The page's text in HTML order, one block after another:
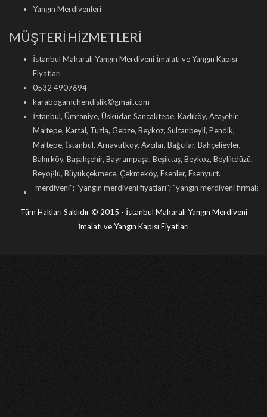
Yangın Merdivenleri
MÜŞTERİ HİZMETLERİ
İstanbul Makaralı Yangın Merdiveni İmalatı ve Yangın Kapısı
Fiyatları
0532 4907694
karabogamuhendislik©gmail.com
İstanbul, Ümraniye, Üsküdar, Sancaktepe, Kadıköy, Ataşehir,
Maltepe, Kartal, Tuzla, Gebze, Beykoz, Sultanbeyli, Pendik,
Maltepe, İstanbul, Arnavutköy, Avcılar, Bağcılar, Bahçelievler,
Bakırköy, Başakşehir, Bayrampaşa, Beşiktaş, Beykoz, Beylikdüzü,
Beyoğlu, Büyükçekmece, Çekmeköy, Esenler, Esenyurt.
yangın merdiveni fiyatları"; "yangın merdiveni firmaları"; "yangın
Tüm Hakları Saklıdır © 2015 - İstanbul Makaralı Yangın Merdiveni
İmalatı ve Yangın Kapısı Fiyatları